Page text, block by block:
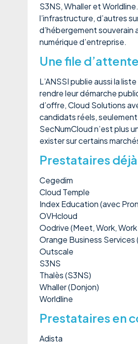
S3NS, Whaller et
l’infrastructure, d’autres
d’hébergement souverain
numérique d’entreprise.
Une file
L’ANSSI publie aussi la
rendre leur démarche
d’offre, Cloud Solutions
candidats réels,
SecNumCloud n’est plus
exister sur certains
Prestataires
Cegedim
Cloud Temple
Index Education (avec
OVHcloud
Oodrive (Meet, Work,
Orange Business Services
Outscale
S3NS
Thalès (S3NS)
Whaller (Donjon)
Worldline
Prestataires en
Adista